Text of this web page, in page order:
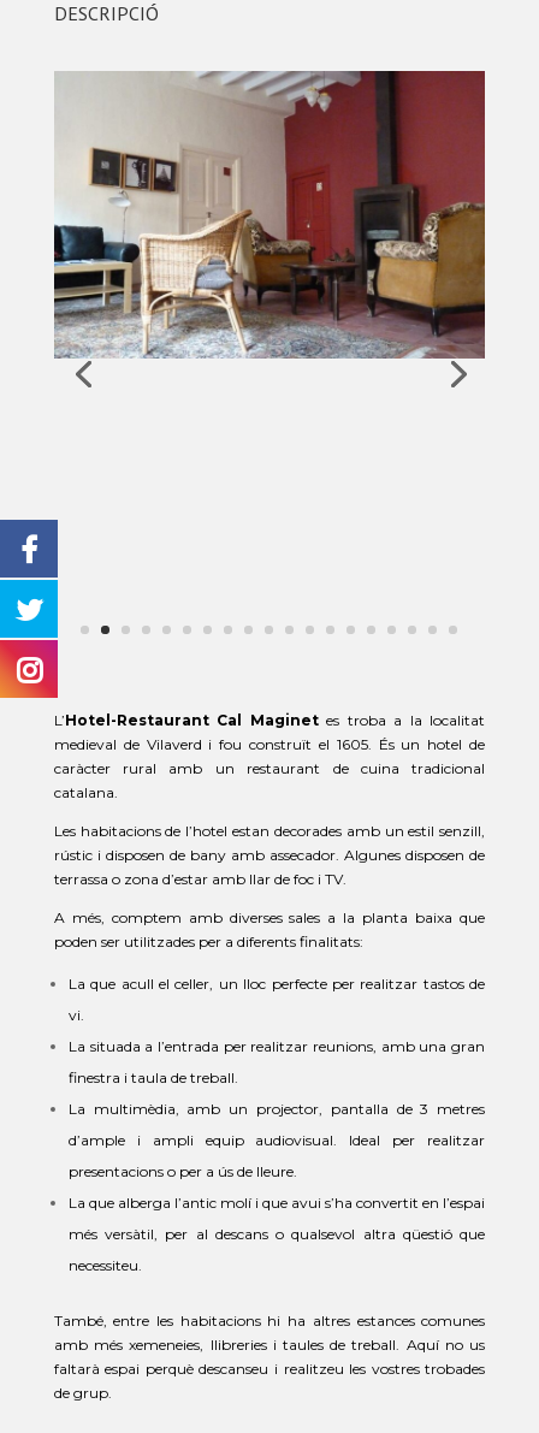
DESCRIPCIÓ
L’Hotel-Restaurant Cal Maginetes troba a la localitat
medieval de Vilaverd i fou construït el 1605. És un hotel de
caràcter rural amb un restaurant de cuina tradicional
catalana.
Les habitacions de l’hotel estan decorades amb un estil senzill,
rústic i disposen de bany amb assecador. Algunes disposen de
terrassa o zona d’estar amb llar de foc i TV.
A més, comptem amb diverses sales a la planta baixa que
poden ser utilitzades per a diferents finalitats:
La que acull el celler, un lloc perfecte per realitzar tastos de
vi.
La situada a l’entrada per realitzar reunions, amb una gran
finestra i taula de treball.
La multimèdia, amb un projector, pantalla de 3 metres
d’ample i ampli equip audiovisual. Ideal per realitzar
presentacions o per a ús de lleure.
La que alberga l’antic molí i que avui s’ha convertit en l’espai
més versàtil, per al descans o qualsevol altra qüestió que
necessiteu.
També, entre les habitacions hi ha altres estances comunes
amb més xemeneies, llibreries i taules de treball. Aquí no us
faltarà espai perquè descanseu i realitzeu les vostres trobades
de grup.